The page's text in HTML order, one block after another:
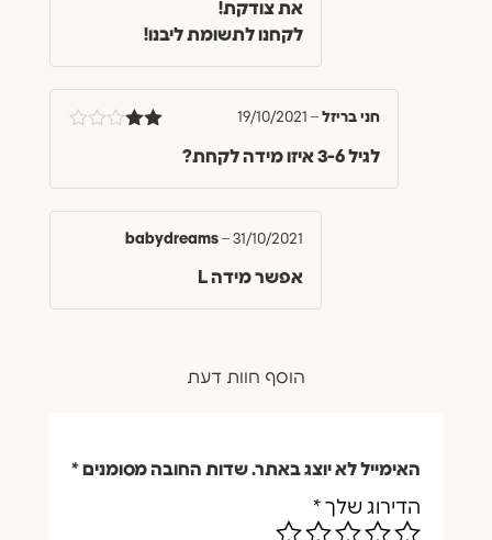
את צודקת!
לקחנו לתשומת ליבנו!
חני בריזל –
19/10/2021
לגיל 3-6 איזו מידה לקחת?
babydreams– 31/10/2021
אפשר מידה L
הוסף חוות דעת
האימייל לא יוצג באתר.שדות החובה מסומנים*
הדירוג שלך *